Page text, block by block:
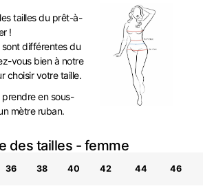
tailles du prêt-à-
!
différentes du
vous bien à notre
choisir votre taille.
prendre en sous-
mètre ruban.
des tailles - femme
36 38 40 42 44 46